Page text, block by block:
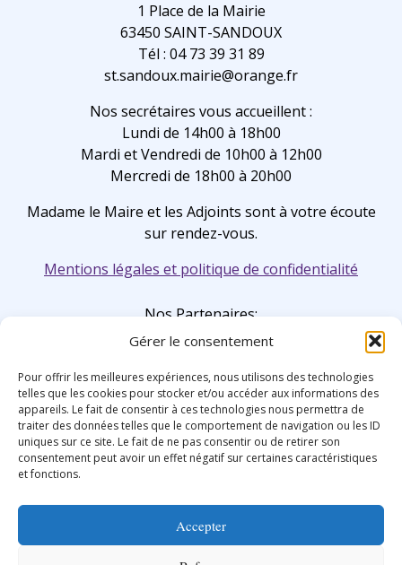
Gérer le consentement
Pour offrir les meilleures expériences, nous utilisons des technologies
telles que les cookies pour stocker et/ou accéder aux informations des
appareils. Le fait de consentir à ces technologies nous permettra de
traiter des données telles que le comportement de navigation ou les ID
uniques sur ce site. Le fait de ne pas consentir ou de retirer son
consentement peut avoir un effet négatif sur certaines caractéristiques
et fonctions.
Accepter
1 Place de la Mairie
63450 SAINT-SANDOUX
Tél : 04 73 39 31 89
st.sandoux.mairie@orange.fr
Nos secrétaires vous accueillent :
Lundi de 14h00 à 18h00
Mardi et Vendredi de 10h00 à 12h00
Mercredi de 18h00 à 20h00
Madame le Maire et les Adjoints sont à votre écoute
sur rendez-vous.
Mentions légales et politique de confidentialité
Nos Partenaires: